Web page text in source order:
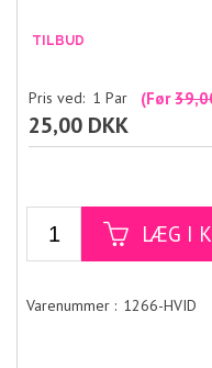
Pris ved: 1 Par (Før
25,00 DKK
1266-HVID